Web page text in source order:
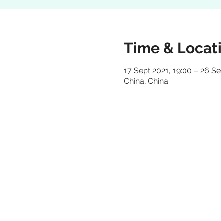
Time &
17 Sept 2021, 19:00 – 26
China, China